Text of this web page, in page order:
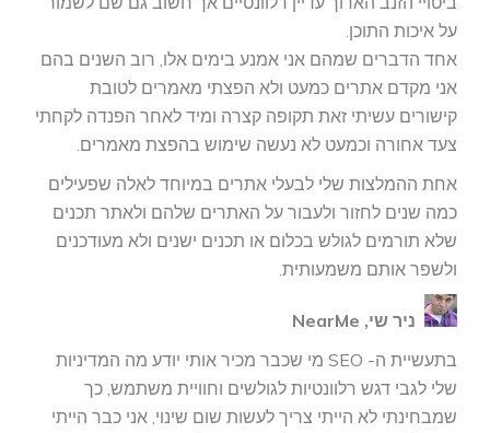
על איכות התוכן.
אחד הדברים שמהם אני אמנע בימים אלו, רוב השנים בהם
אני מקדם אתרים כמעט ולא הפצתי מאמרים לטובת
קישורים עשיתי זאת תקופה קצרה ומיד לאחר הפנדה לקחתי
צעד אחורה וכמעט לא נעשה שימוש בהפצת מאמרים.
אחת ההמלצות שלי לבעלי אתרים במיוחד לאלה שפעילים
כמה שנים לחזור ולעבור על האתרים שלהם ולאתר תכנים
שלא תורמים לגולש בכלום או תכנים ישנים ולא מעודכנים
ולשפר אותם משמעותית.
ניר שי, NearMe
בתעשיית ה- SEO מי שכבר מכיר אותי יודע מה המדיניות
שלי לגבי דגש רלוונטיות לגולשים וחוויית משתמש, כך
שמבחינתי לא הייתי צריך לעשות שום שינוי, אני כבר הייתי